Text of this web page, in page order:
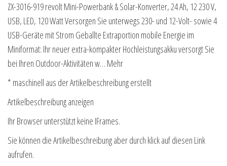
ZX-3016-919 revolt Mini-Powerbank & Solar-Konverter, 24 Ah, 12 230 V,
USB, LED, 120 Watt Versorgen Sie unterwegs 230- und 12-Volt- sowie 4
USB-Geräte mit Strom Geballte Extraportion mobile Energie im
Miniformat: Ihr neuer extra-kompakter Hochleistungsakku versorgt Sie
bei Ihren Outdoor-Aktivitäten w… Mehr
* maschinell aus der Artikelbeschreibung erstellt
Artikelbeschreibung anzeigen
Ihr Browser unterstützt keine IFrames.
Sie können die Artikelbeschreibung aber durch klick auf diesen Link
aufrufen.